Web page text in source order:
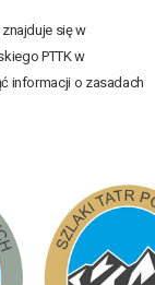
się w
PTTK w
informacji o zasadach